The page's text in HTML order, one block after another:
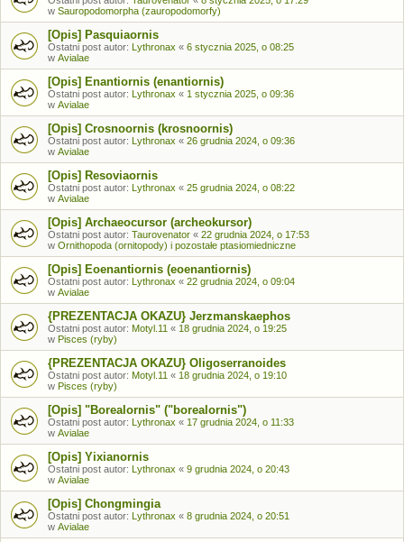
w Sauropodomorpha (zauropodomorfy)
[Opis] Pasquiaornis
Ostatni post autor: Lythronax « 6 stycznia 2025, o 08:25
w Avialae
[Opis] Enantiornis (enantiornis)
Ostatni post autor: Lythronax « 1 stycznia 2025, o 09:36
w Avialae
[Opis] Crosnoornis (krosnoornis)
Ostatni post autor: Lythronax « 26 grudnia 2024, o 09:36
w Avialae
[Opis] Resoviaornis
Ostatni post autor: Lythronax « 25 grudnia 2024, o 08:22
w Avialae
[Opis] Archaeocursor (archeokursor)
Ostatni post autor: Taurovenator « 22 grudnia 2024, o 17:53
w Ornithopoda (ornitopody) i pozostałe ptasiomiedniczne
[Opis] Eoenantiornis (eoenantiornis)
Ostatni post autor: Lythronax « 22 grudnia 2024, o 09:04
w Avialae
{PREZENTACJA OKAZU} Jerzmanskaephos
Ostatni post autor: Motyl.11 « 18 grudnia 2024, o 19:25
w Pisces (ryby)
{PREZENTACJA OKAZU} Oligoserranoides
Ostatni post autor: Motyl.11 « 18 grudnia 2024, o 19:10
w Pisces (ryby)
[Opis] "Borealornis" ("borealornis")
Ostatni post autor: Lythronax « 17 grudnia 2024, o 11:33
w Avialae
[Opis] Yixianornis
Ostatni post autor: Lythronax « 9 grudnia 2024, o 20:43
w Avialae
[Opis] Chongmingia
Ostatni post autor: Lythronax « 8 grudnia 2024, o 20:51
w Avialae